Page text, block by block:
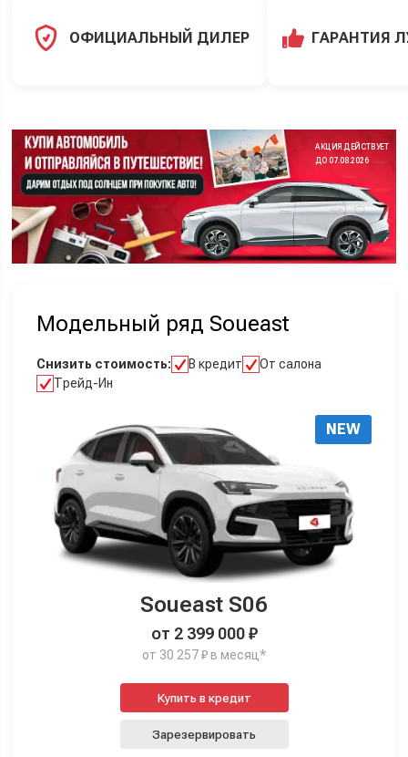
ОФИЦИАЛЬНЫЙ ДИЛЕР ГАРАНТИЯ
АКЦИЯ ДЕЙСТВУЕТ
ДО 07.08.2026
Модельный ряд Soueast
Снизить стоимость: В кредит
От салона
Трейд-Ин
NEW
Soueast S06
от 2 399 000 ₽
от 30 257 ₽ в месяц*
Купить в кредит
Зарезервировать